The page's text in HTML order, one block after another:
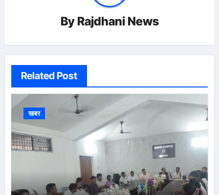
By Rajdhani News
Related Post
खबर